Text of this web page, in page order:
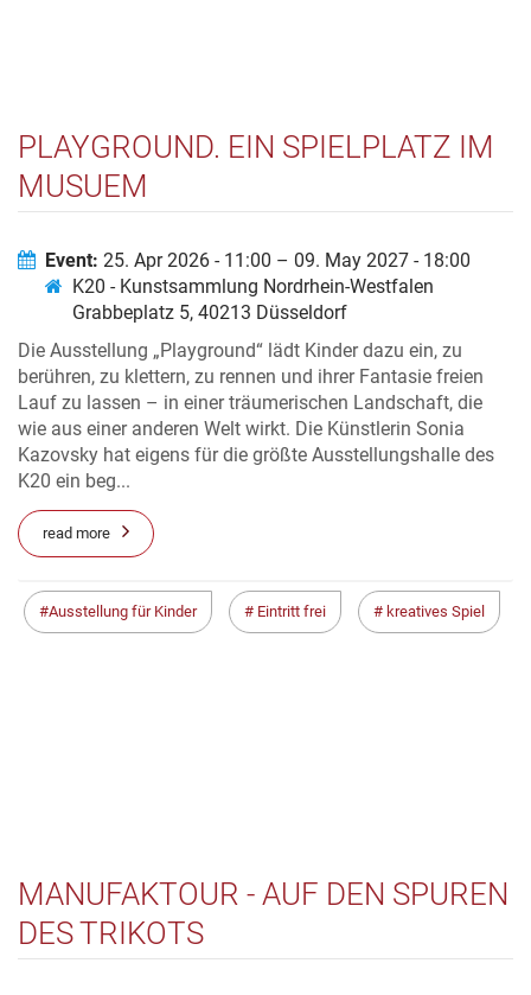
PLAYGROUND. EIN SPIELPLATZ IM
MUSUEM
Event: 25. Apr 2026 - 11:00 – 09. May 2027 - 18:00
K20 - Kunstsammlung Nordrhein-Westfalen
Grabbeplatz 5, 40213 Düsseldorf
Die Ausstellung „Playground“ lädt Kinder dazu ein, zu
berühren, zu klettern, zu rennen und ihrer Fantasie freien
Lauf zu lassen – in einer träumerischen Landschaft, die
wie aus einer anderen Welt wirkt. Die Künstlerin Sonia
Kazovsky hat eigens für die größte Ausstellungshalle des
K20 ein beg...
read more
Ausstellung für Kinder Eintritt frei kreatives Spiel
MANUFAKTOUR - AUF DEN SPUREN
DES TRIKOTS